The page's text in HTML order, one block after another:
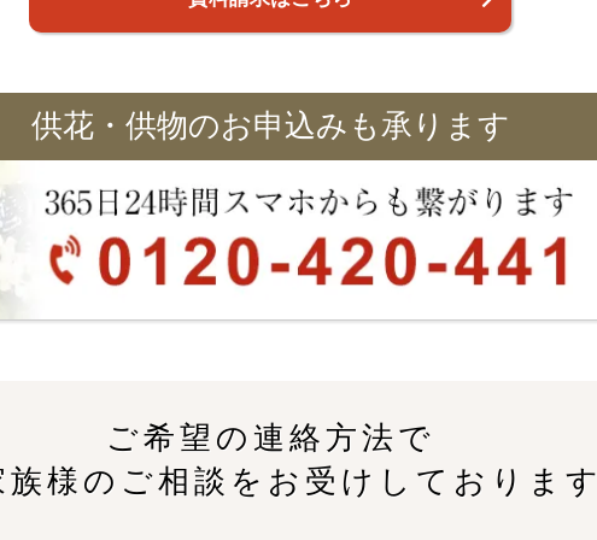
供花・供物のお申込みも承ります
ご希望の連絡方法で
族様のご相談をお受けしております